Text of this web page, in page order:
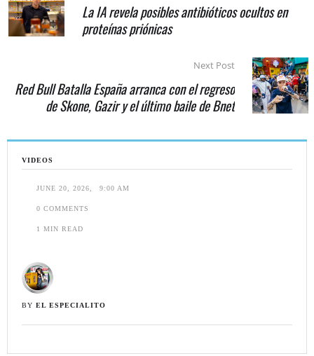
VIDEOS
JUNE 20, 2026 9:00 AM
0 COMMENTS
1 MIN READ
BY EL ESPECIALITO
La IA revela posibles antibióticos ocultos en
proteínas priónicas
Next Post
Red Bull Batalla España arranca con el regreso
de Skone, Gazir y el último baile de Bnet